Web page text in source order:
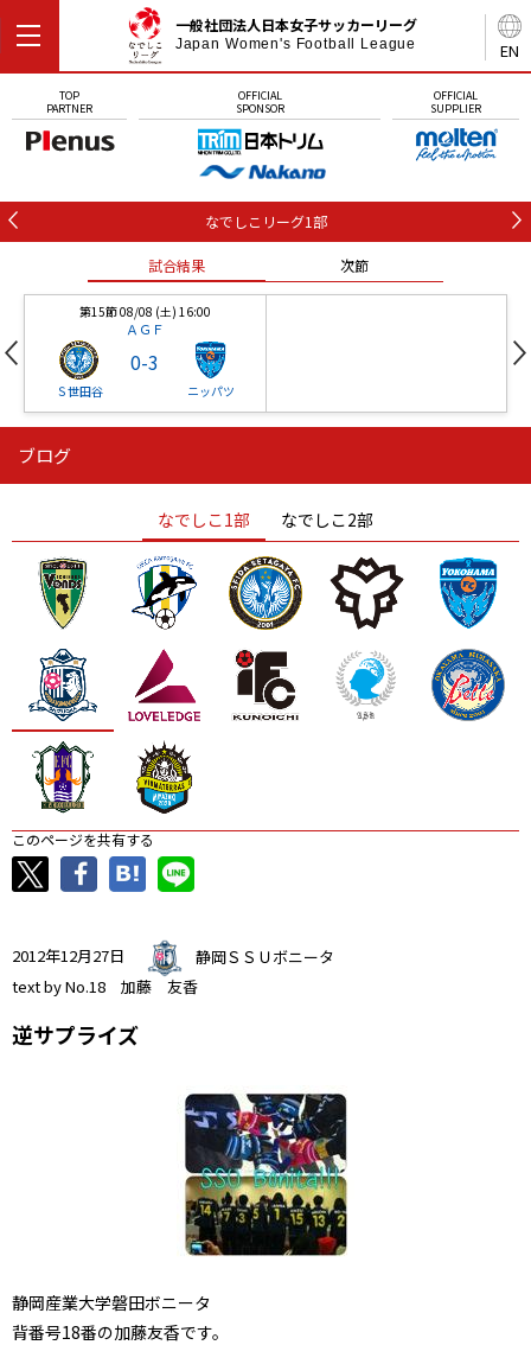
EN
一般社団法人日本女子サッカーリーグ
Japan Women's Football League
TOP
PARTNER
OFFICIAL
SPONSOR
OFFICIAL
SUPPLIER
なでしこリーグ1部
試合結果 次節
第15節 08/08 (土) 16:00
ＡＧＦ
Ｓ世田谷
0-3
ニッパツ
ニッパツ
ニッパツ 名古屋
石人の星
静岡 愛媛Ｌ
ブログ
なでしこ1部 なでしこ2部
このページを共有する
2012年12月27日
静岡ＳＳＵボニータ
text by No.18 加藤 友香
逆サプライズ
静岡産業大学磐田ボニータ
背番号18番の加藤友香です。